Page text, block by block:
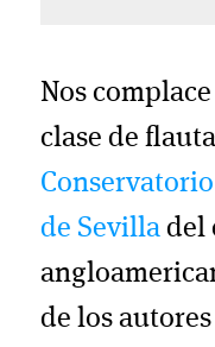
Nos
clase de
de Sevilla del
de los